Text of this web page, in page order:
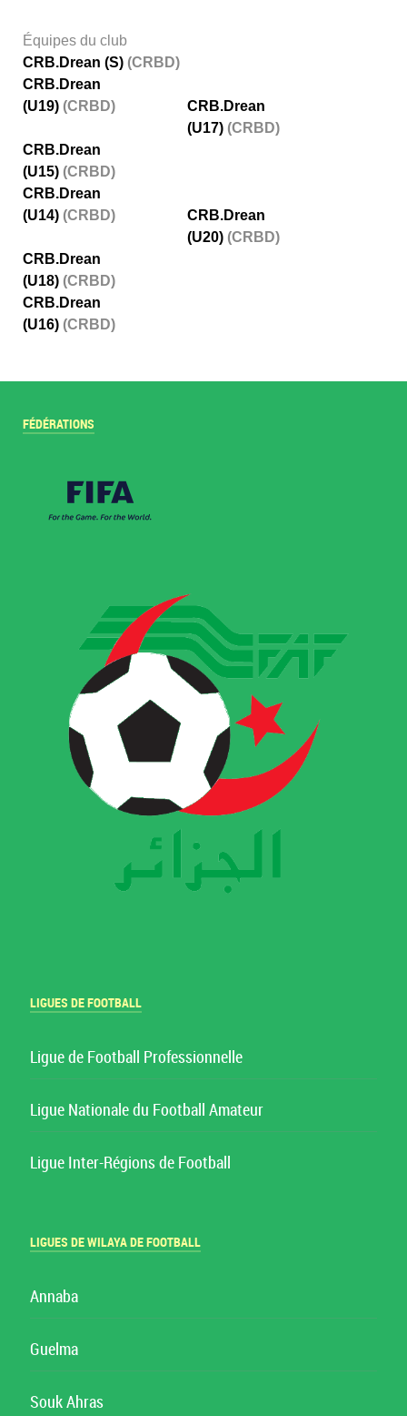
Équipes du club
CRB.Drean (S) (CRBD)
CRB.Drean
(U19) (CRBD)
CRB.Drean
(U17) (CRBD)
CRB.Drean
(U15) (CRBD)
CRB.Drean
(U14) (CRBD)
CRB.Drean
(U20) (CRBD)
CRB.Drean
(U18) (CRBD)
CRB.Drean
(U16) (CRBD)
FÉDÉRATIONS
LIGUES DE FOOTBALL
Ligue de Football Professionnelle
Ligue Nationale du Football Amateur
Ligue Inter-Régions de Football
LIGUES DE WILAYA DE FOOTBALL
Annaba
Guelma
Souk Ahras